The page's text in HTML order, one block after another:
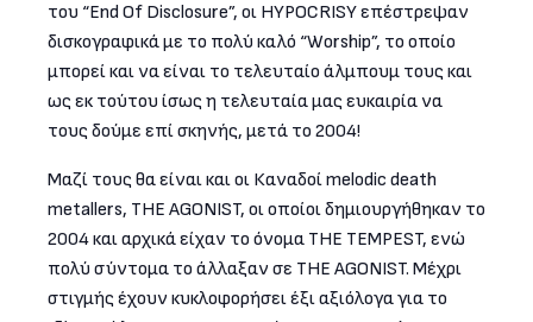
του “End Of Disclosure”, οι HYPOCRISY επέστρεψαν
δισκογραφικά με το πολύ καλό “Worship”, το οποίο
μπορεί και να είναι το τελευταίο άλμπουμ τους και
ως εκ τούτου ίσως η τελευταία μας ευκαιρία να
τους δούμε επί σκηνής, μετά το 2004!
Μαζί τους θα είναι και οι Καναδοί melodic death
metallers, THE AGONIST, οι οποίοι δημιουργήθηκαν το
2004 και αρχικά είχαν το όνομα THE TEMPEST, ενώ
πολύ σύντομα το άλλαξαν σε THE AGONIST. Μέχρι
στιγμής έχουν κυκλοφορήσει έξι αξιόλογα για το